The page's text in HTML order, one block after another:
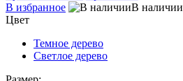
В избранное
В наличии
Цвет
Темное дерево
Светлое дерево